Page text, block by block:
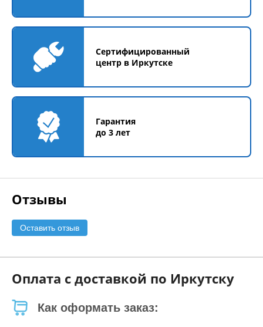
Сертифицированный
центр в Иркутске
Гарантия
до 3 лет
Отзывы
Оставить отзыв
Оплата с доставкой по Иркутску
Как оформать заказ: